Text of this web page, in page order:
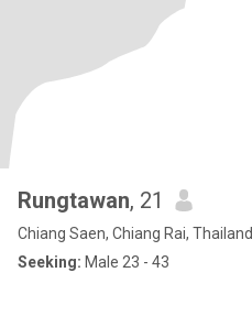
Rungtawan, 21
Chiang Saen, Chiang Rai, Thailand
Seeking: Male 23 - 43